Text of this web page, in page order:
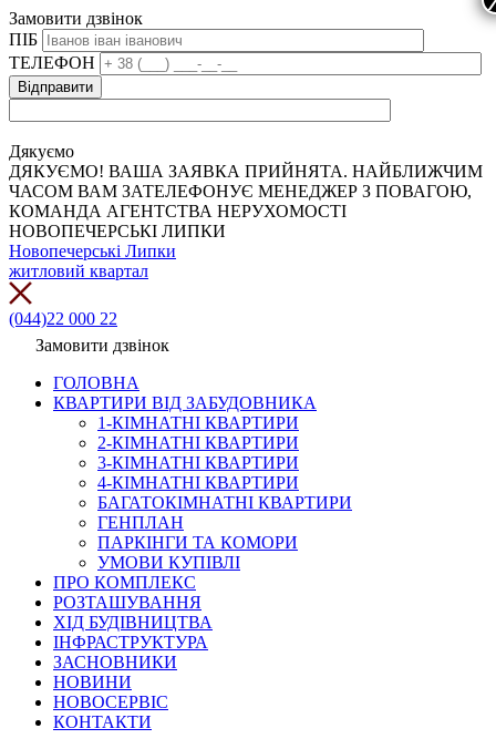
Замовити дзвінок
ПІБ
ТЕЛЕФОН
Дякуємо
ДЯКУЄМО! ВАША ЗАЯВКА ПРИЙНЯТА. НАЙБЛИЖЧИМ
ЧАСОМ ВАМ ЗАТЕЛЕФОНУЄ МЕНЕДЖЕР З ПОВАГОЮ,
КОМАНДА АГЕНТСТВА НЕРУХОМОСТІ
НОВОПЕЧЕРСЬКІ ЛИПКИ
Новопечерські Липки
житловий квартал
(044)22 000 22
Замовити дзвінок
ГОЛОВНА
КВАРТИРИ ВІД ЗАБУДОВНИКА
1-КІМНАТНІ КВАРТИРИ
2-КІМНАТНІ КВАРТИРИ
3-КІМНАТНІ КВАРТИРИ
4-КІМНАТНІ КВАРТИРИ
БАГАТОКІМНАТНІ КВАРТИРИ
ГЕНПЛАН
ПАРКІНГИ ТА КОМОРИ
УМОВИ КУПІВЛІ
ПРО КОМПЛЕКС
РОЗТАШУВАННЯ
ХІД БУДІВНИЦТВА
ІНФРАСТРУКТУРА
ЗАСНОВНИКИ
НОВИНИ
НОВОСЕРВІС
КОНТАКТИ